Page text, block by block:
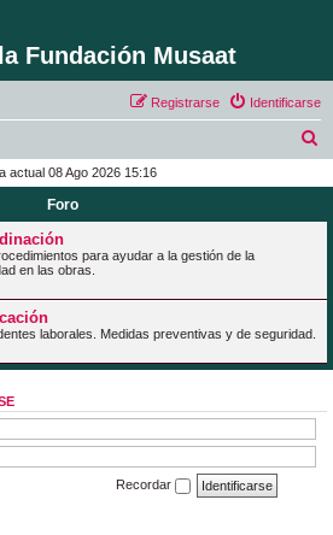
Fundación Musaat
Identificarse
Registrarse
c
actual 08 Ago 2026 15:16
Foro
para ayudar a la gestión de la
en las obras.
laborales. Medidas preventivas y de seguridad.
Recordar